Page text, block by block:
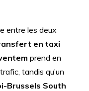
entre les deux
en taxi
prend en
tandis qu’un
Brussels South